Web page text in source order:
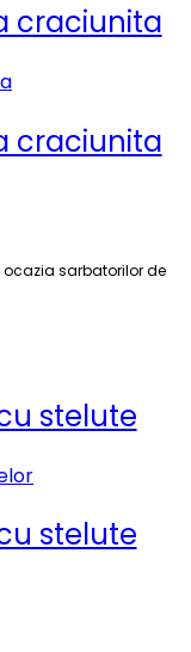
craciunita
craciunita
sarbatorilor de
stelute
stelute